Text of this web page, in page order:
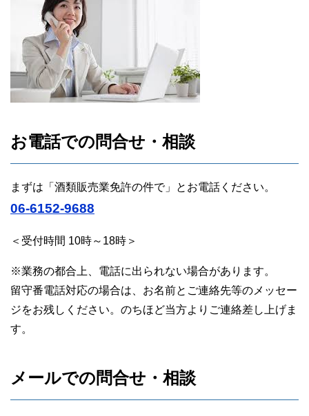
お電話での問合せ・相談
まずは「酒類販売業免許の件で」とお電話ください。
06-6152-9688
＜受付時間 10時～18時＞
※業務の都合上、電話に出られない場合があります。
留守番電話対応の場合は、お名前とご連絡先等のメッセー
ジをお残しください。のちほど当方よりご連絡差し上げま
す。
メールでの問合せ・相談